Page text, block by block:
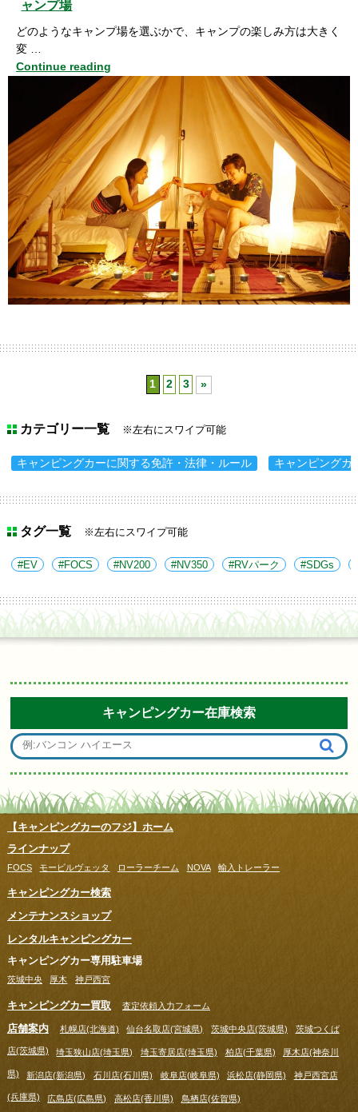
ャンプ場
どのようなキャンプ場を選ぶかで、キャンプの楽しみ方は大きく
変 …
Continue reading
1 2 3 »
カテゴリー一覧 ※左右にスワイプ可能
キャンピングカーに関する免許・法律・ルール キャンピングカ
タグ一覧 ※左右にスワイプ可能
EV FOCS NV200 NV350 RVパーク SDGs
キャンピングカー在庫検索
【キャンピングカーのフジ】ホーム
ラインナップ
FOCS モービルヴェッタ ローラーチーム NOVA 輸入トレーラー
キャンピングカー検索
メンテナンスショップ
レンタルキャンピングカー
キャンピングカー専用駐車場
茨城中央 厚木 神戸西宮
キャンピングカー買取 査定依頼入力フォーム
店舗案内 札幌店(北海道) 仙台名取店(宮城県) 茨城中央店(茨城県) 茨城つくば
店(茨城県) 埼玉狭山店(埼玉県) 埼玉寄居店(埼玉県) 柏店(千葉県) 厚木店(神奈川
県) 新潟店(新潟県) 石川店(石川県) 岐阜店(岐阜県) 浜松店(静岡県) 神戸西宮店
(兵庫県) 広島店(広島県) 高松店(香川県) 鳥栖店(佐賀県)